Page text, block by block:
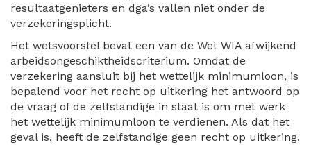
resultaatgenieters en dga’s vallen niet onder de
verzekeringsplicht.
Het wetsvoorstel bevat een van de Wet WIA afwijkend
arbeidsongeschiktheidscriterium. Omdat de
verzekering aansluit bij het wettelijk minimumloon, is
bepalend voor het recht op uitkering het antwoord op
de vraag of de zelfstandige in staat is om met werk
het wettelijk minimumloon te verdienen. Als dat het
geval is, heeft de zelfstandige geen recht op uitkering.